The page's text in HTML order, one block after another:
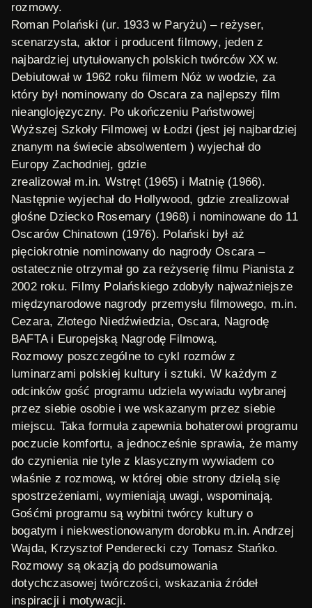
rozmowy.
Roman Polański (ur. 1933 w Paryżu) – reżyser,
scenarzysta, aktor i producent filmowy, jeden z
najbardziej utytułowanych polskich twórców XX w.
Debiutował w 1962 roku filmem Nóż w wodzie, za
który był nominowany do Oscara za najlepszy film
nieanglojęzyczny. Po ukończeniu Państwowej
Wyższej Szkoły Filmowej w Łodzi (jest jej najbardziej
znanym na świecie absolwentem ) wyjechał do
Europy Zachodniej, gdzie
zrealizował m.in. Wstręt (1965) i Matnię (1966).
Następnie wyjechał do Hollywood, gdzie zrealizował
głośne Dziecko Rosemary (1968) i nominowane do 11
Oscarów Chinatown (1976). Polański był aż
pięciokrotnie nominowany do nagrody Oscara –
ostatecznie otrzymał go za reżyserię filmu Pianista z
2002 roku. Filmy Polańskiego zdobyły najważniejsze
międzynarodowe nagrody przemysłu filmowego, m.in.
Cezara, Złotego Niedźwiedzia, Oscara, Nagrodę
BAFTA i Europejską Nagrodę Filmową.
Rozmowy poszczególne to cykl rozmów z
luminarzami polskiej kultury i sztuki. W każdym z
odcinków gość programu udziela wywiadu wybranej
przez siebie osobie i we wskazanym przez siebie
miejscu. Taka formuła zapewnia bohaterowi programu
poczucie komfortu, a jednocześnie sprawia, że mamy
do czynienia nie tyle z klasycznym wywiadem co
właśnie z rozmową, w której obie strony dzielą się
spostrzeżeniami, wymieniają uwagi, wspominają.
Gośćmi programu są wybitni twórcy kultury o
bogatym i niekwestionowanym dorobku m.in. Andrzej
Wajda, Krzysztof Penderecki czy Tomasz Stańko.
Rozmowy są okazją do podsumowania
dotychczasowej twórczości, wskazania źródeł
inspiracji i motywacji.